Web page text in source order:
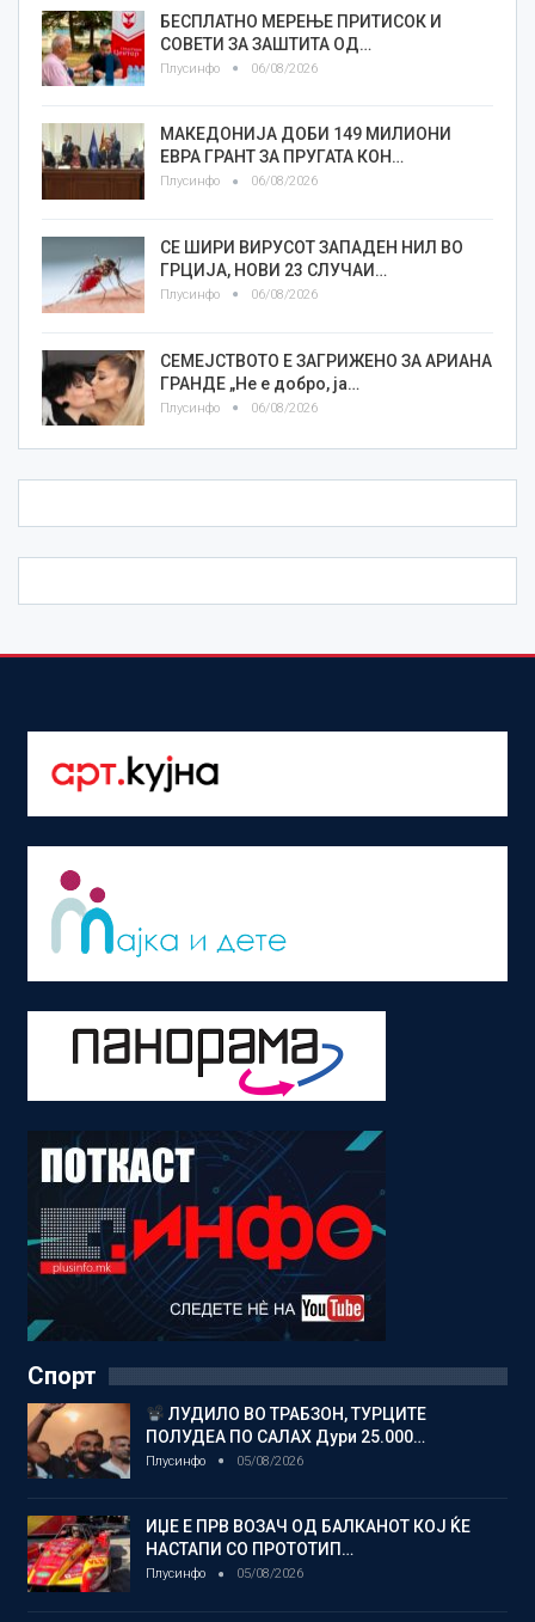
БЕСПЛАТНО МЕРЕЊЕ ПРИТИСОК И
СОВЕТИ ЗА ЗАШТИТА ОД…
Плусинфо 06/08/2026
МАКЕДОНИЈА ДОБИ 149 МИЛИОНИ
ЕВРА ГРАНТ ЗА ПРУГАТА КОН…
Плусинфо 06/08/2026
СЕ ШИРИ ВИРУСОТ ЗАПАДЕН НИЛ ВО
ГРЦИЈА, НОВИ 23 СЛУЧАИ…
Плусинфо 06/08/2026
СЕМЕЈСТВОТО Е ЗАГРИЖЕНО ЗА АРИАНА
ГРАНДЕ „Не е добро, ја…
Плусинфо 06/08/2026
Спорт
ЛУДИЛО ВО ТРАБЗОН, ТУРЦИТЕ
ПОЛУДЕА ПО САЛАХ Дури 25.000…
Плусинфо 05/08/2026
ИЏЕ Е ПРВ ВОЗАЧ ОД БАЛКАНОТ КОЈ ЌЕ
НАСТАПИ СО ПРОТОТИП…
Плусинфо 05/08/2026